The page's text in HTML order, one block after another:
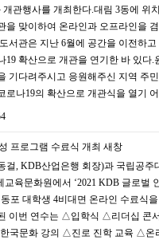
관행사를 개최한다.대림 3동에 위
을 맞이하여 온라인과 오프라인을
서관은 지난 6월에 공간을 이전하
19 확산으로 개관을 연기한 바 있다.
기다려주시고 응원해주신 지역 주
로나19의 확산으로 개관식을 열기
프로그램 수료식 개최 새창
걸, KDB산업은행 회장)과 국립공주
교육문화원에서 ‘2021 KDB 글로벌
포 대학생 4비대면 온라인 수료식
이번 연수는 △입학식 △리더십 콘
국문화 강의 △진로 진학 교육 △온